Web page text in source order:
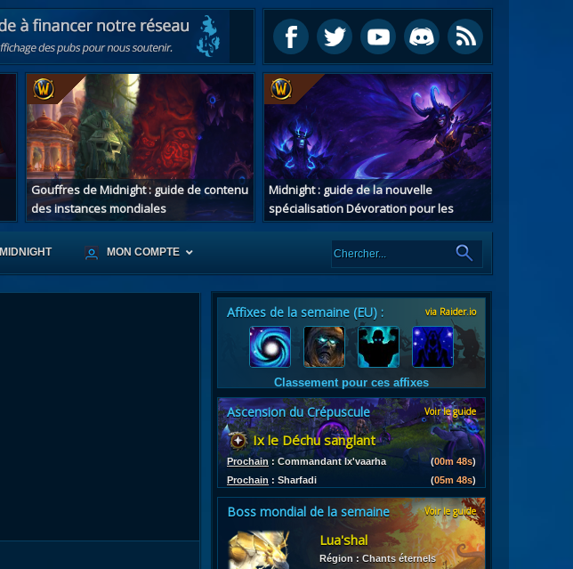
Gouffres de Midnight : guide de contenu
des instances mondiales
Midnight : guide de la nouvelle
spécialisation Dévoration pour les
chasseurs de démons
Les ensembles d'armures
MIDNIGHT MON COMPTE
Affixes de la semaine (EU) : via Raider.io
Classement pour ces affixes
Ascension du Crépuscule Voir le guide
Ix le Déchu sanglant
Prochain : Commandant Ix'vaarha (00m 48s)
Prochain : Sharfadi (05m 48s)
Boss mondial de la semaine Voir le guide
Lua'shal
Région : Chants éternels